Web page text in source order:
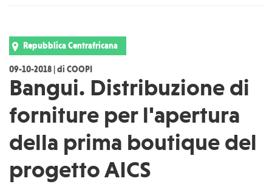
Repubblica Centrafricana
09-10-2018 | di COOPI
Bangui. Distribuzione di
forniture per l'apertura
della prima boutique del
progetto AICS